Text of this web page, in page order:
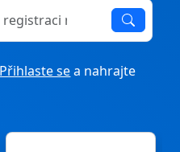
nebo převodu
Přihlaste sea nahrajte